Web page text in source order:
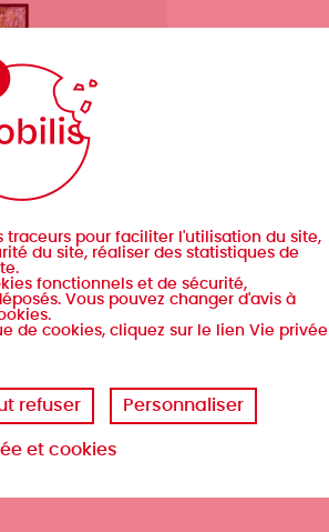
traceurs pour faciliter l'utilisation du site,
du site, réaliser des statistiques de
fonctionnels et de sécurité,
Vous pouvez changer d'avis à
de cookies, cliquez sur le lien Vie privée
refuser Personnaliser
et cookies